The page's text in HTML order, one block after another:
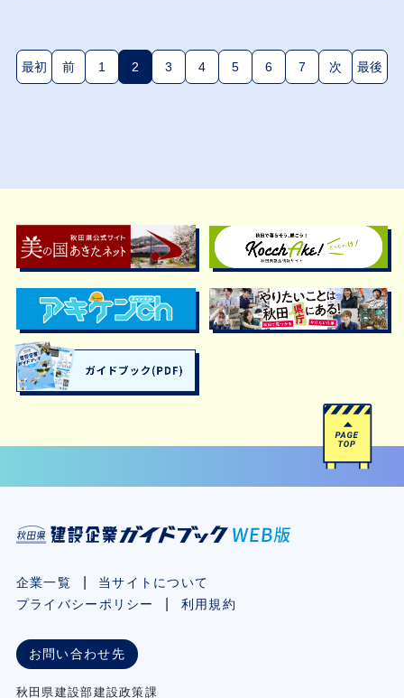
最初 前 1 2(現在のページ)
3 4 5 6 7 次 最後
企業一覧
当サイトについて
プライバシーポリシー
利用規約
お問い合わせ先
秋⽥県建設部建設政策課